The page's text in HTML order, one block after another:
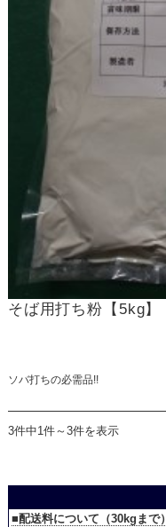
そば用打ち粉【5kg】
ソバ打ちの必需品!!
3件中1件～3件を表示
■配送料について（30kgまで）